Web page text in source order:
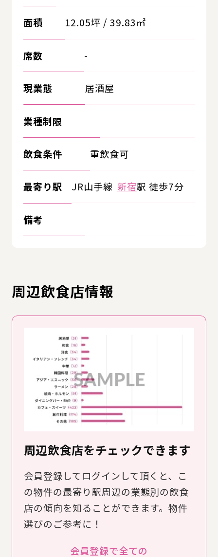
面積 12.05坪 / 39.83㎡
席数 -
現業態 居酒屋
業種制限
飲食条件 重飲食可
最寄り駅 JR山手線 新宿駅 徒歩7分
備考
周辺飲食店情報
周辺飲食店をチェックできます
会員登録してログインして頂くと、こ
の物件の最寄り駅周辺の業態別の飲食
店の傾向を知ることができます。物件
選びのご参考に！
会員登録で全ての